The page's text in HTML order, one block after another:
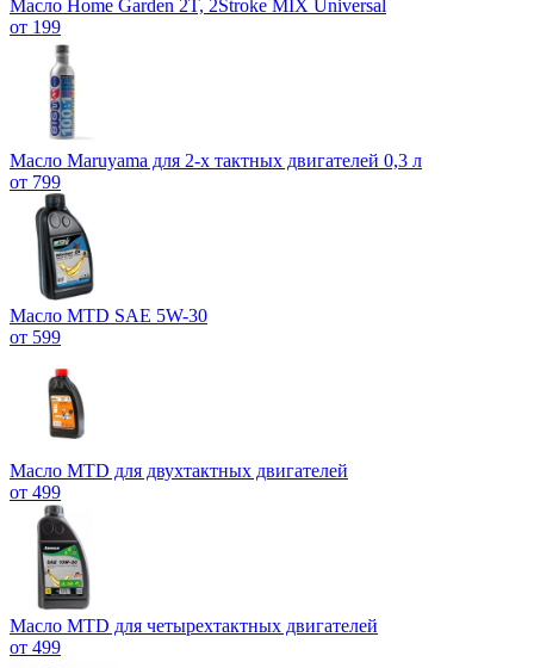
Масло Home Garden 2T, 2Stroke MIX Universal
от 199
Масло Maruyama для 2-х тактных двигателей 0,3 л
от 799
Масло MTD SAE 5W-30
от 599
Масло MTD для двухтактных двигателей
от 499
Масло MTD для четырехтактных двигателей
от 499